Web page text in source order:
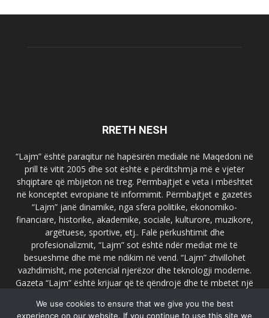
RRETH NESH
“Lajm” është paraqitur në hapësirën mediale në Maqedoni në
prill të vitit 2005 dhe sot është e përditshmja më e vjetër
shqiptare që mbijeton në treg. Përmbajtjet e veta i mbështet
në konceptet evropiane të informimit. Përmbajtjet e gazetës
“Lajm” janë dinamike, nga sfera politike, ekonomiko-
financiare, historike, akademike, sociale, kulturore, muzikore,
argëtuese, sportive, etj.. Falë përkushtimit dhe
profesionalizmit, “Lajm” sot është ndër mediat më të
besueshme dhe më me ndikim në vend. “Lajm” zhvillohet
vazhdimisht, me potencial njerëzor dhe teknologji moderne.
Gazeta “Lajm” është krijuar që të qëndrojë dhe të mbetet një
faqja zyrtare e gazetës “Lajm”, www.lajmpress.org është një
We use cookies to ensure that we give you the best
experience on our website. If you continue to use this site we